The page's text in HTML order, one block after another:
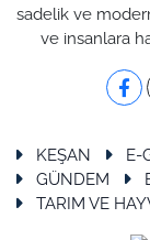
sadelik ve
ve insanlara
KEŞAN E-
GÜNDEM
TARIM VE